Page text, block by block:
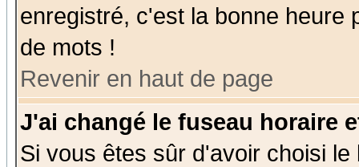
enregistré, c'est la bonne heure
de mots !
Revenir en haut de page
J'ai changé le fuseau horaire
Si vous êtes sûr d'avoir choisi